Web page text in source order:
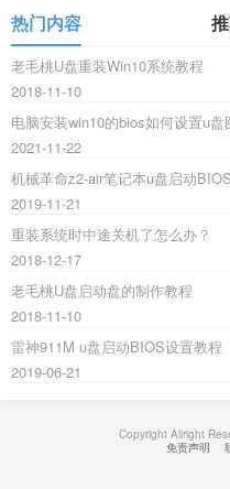
热门内容
老毛桃U盘重装Win10系统教程
2018-11-10
电脑安装win10的bios如何设置u盘
2021-11-22
机械革命z2-air笔记本u盘启动
2019-11-21
重装系统时中途关机了怎么办？
2018-12-17
老毛桃U盘启动盘的制作教程
2018-11-10
雷神911M u盘启动BIOS设置教程
2019-06-21
Copyright Allright
免责声明